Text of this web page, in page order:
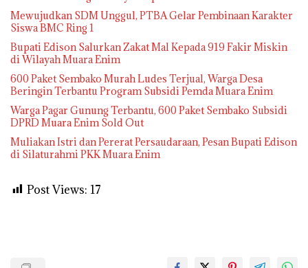
Mewujudkan SDM Unggul, PTBA Gelar Pembinaan Karakter
Siswa BMC Ring 1
Bupati Edison Salurkan Zakat Mal Kepada 919 Fakir Miskin
di Wilayah Muara Enim
600 Paket Sembako Murah Ludes Terjual, Warga Desa
Beringin Terbantu Program Subsidi Pemda Muara Enim
Warga Pagar Gunung Terbantu, 600 Paket Sembako Subsidi
DPRD Muara Enim Sold Out
Muliakan Istri dan Pererat Persaudaraan, Pesan Bupati Edison
di Silaturahmi PKK Muara Enim
Post Views: 17